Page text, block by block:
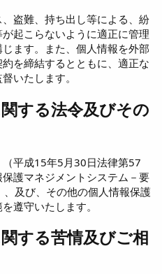
盗難、持ち出し等による、紛
起こらないように適正に管理
ます。また、個人情報を外部
を締結するとともに、適正な
いたします。
する法令及びその
（平成15年5月30日法律第57
護マネジメントシステム－要
及び、その他の個人情報保護
遵守いたします。
する苦情及びご相